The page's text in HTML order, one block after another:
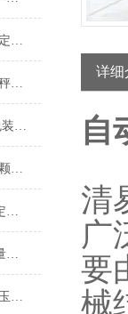
10-60kg饲料粮食夹袋称重颗粒定量包装秤简介
颗粒瓜子10-25kg称重定量包装秤可按需定制
颗粒化工化肥25-50kg/袋定量包装秤厂家
称重装袋新能源打包机-25千克颗粒定量包装秤产品简介
颗粒桶装塑料粒子25公斤称重定量包装秤厂家
可按需定制燃料生物质颗粒定量包装秤产品介绍
颗粒皮带输送定量包装秤-45kg玉米芯打包机厂家
详细
自
清
广
要
械